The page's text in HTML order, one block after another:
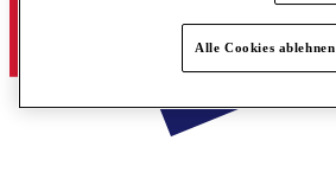
Alle Cookies ablehnen